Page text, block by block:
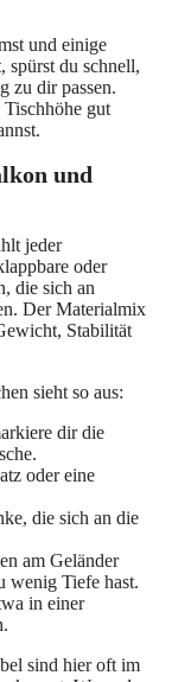
und einige
spürst du schnell,
zu dir passen.
gut
und
jeder
oder
die sich an
Der Materialmix
Stabilität
sieht so aus:
dir die
oder eine
die sich an die
am Geländer
wenig Tiefe hast.
in einer
sind hier oft im